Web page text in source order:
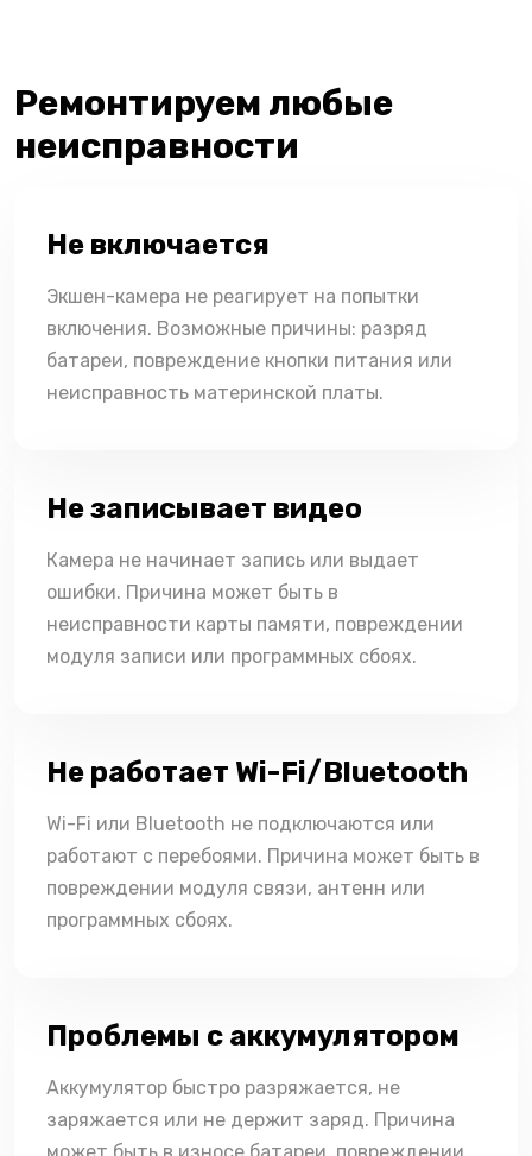
Ремонтируем любые
неисправности
Не включается
Экшен-камера не реагирует на попытки
включения. Возможные причины: разряд
батареи, повреждение кнопки питания или
неисправность материнской платы.
Не записывает видео
Камера не начинает запись или выдает
ошибки. Причина может быть в
неисправности карты памяти, повреждении
модуля записи или программных сбоях.
Не работает Wi-Fi/Bluetooth
Wi-Fi или Bluetooth не подключаются или
работают с перебоями. Причина может быть в
повреждении модуля связи, антенн или
программных сбоях.
Проблемы с аккумулятором
Аккумулятор быстро разряжается, не
заряжается или не держит заряд. Причина
может быть в износе батареи, повреждении